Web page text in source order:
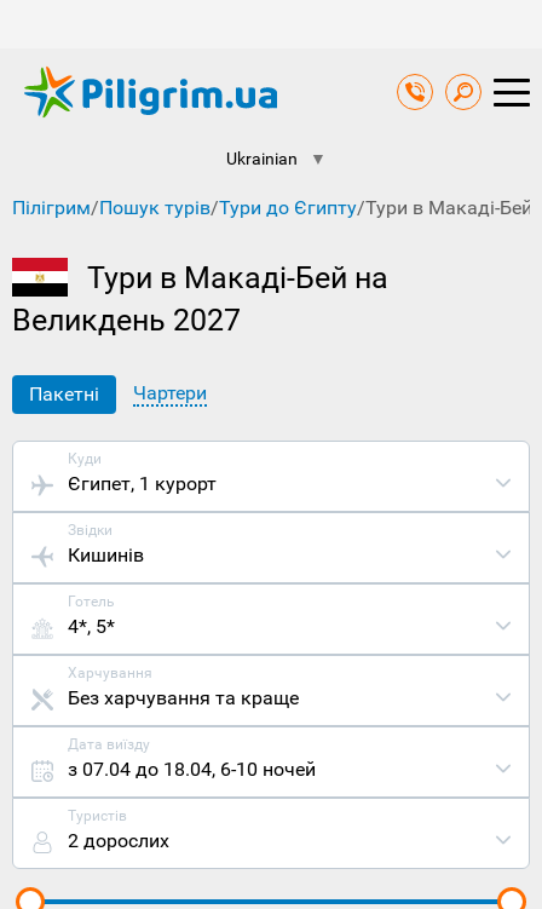
Ukrainian ▼
Пілігрим/Пошук турів/Тури до Єгипту/Тури в Макаді-Бей
Тури в Макаді-Бей на
Великдень 2027
Пакетні Чартери
Куди
Єгипет, 1 курорт
Звідки
Кишинів
Готель
4*, 5*
Харчування
Без харчування та краще
Дата виїзду
з 07.04 до 18.04, 6-10 ночей
Туристів
2 дорослих